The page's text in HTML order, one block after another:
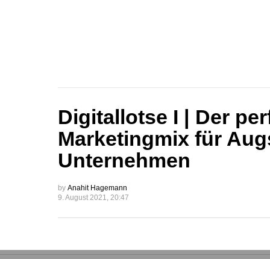
Digitallotse I | Der
Marketingmix für
Unternehmen
by Anahit Hagemann
9. August 2021, 20:47